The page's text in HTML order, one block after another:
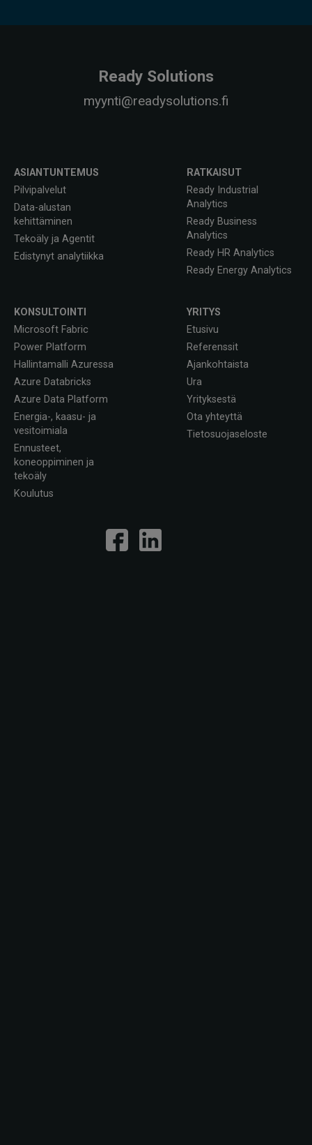
Ready Solutions
myynti@readysolutions.fi
ASIANTUNTEMUS
Pilvipalvelut
Data-alustan
kehittäminen
Tekoäly ja Agentit
Edistynyt analytiikka
RATKAISUT
Ready Industrial
Analytics
Ready Business
Analytics
Ready HR Analytics
Ready Energy Analytics
KONSULTOINTI
Microsoft Fabric
Power Platform
Hallintamalli Azuressa
Azure Databricks
Azure Data Platform
Energia-, kaasu- ja
vesitoimiala
Ennusteet,
koneoppiminen ja
tekoäly
Koulutus
YRITYS
Etusivu
Referenssit
Ajankohtaista
Ura
Yrityksestä
Ota yhteyttä
Tietosuojaseloste